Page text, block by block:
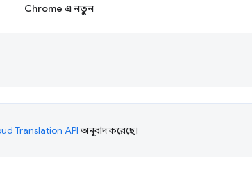
Chrome এ নতুন
Translation APIঅনুবাদ করেছে।